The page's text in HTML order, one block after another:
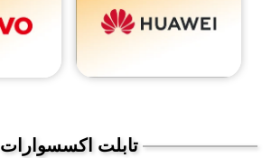
تابلت اكسسوارات